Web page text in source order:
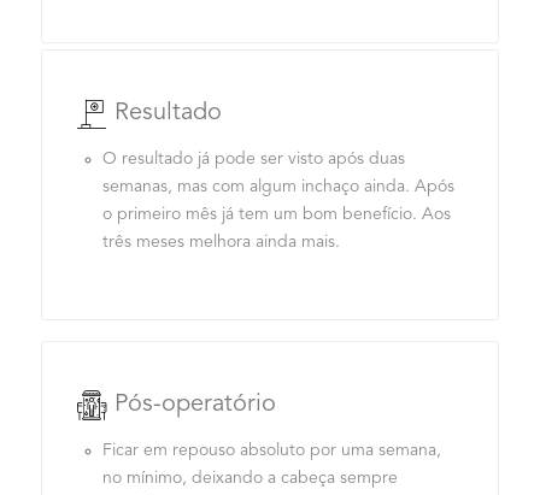
Resultado
O resultado já pode ser visto após duas
semanas, mas com algum inchaço ainda. Após
o primeiro mês já tem um bom benefício. Aos
três meses melhora ainda mais.
Pós-operatório
Ficar em repouso absoluto por uma semana,
no mínimo, deixando a cabeça sempre